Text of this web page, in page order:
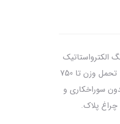
الکترواستاتیک
به منظور بالا بردن مقاومت و جلوگیری از خوردگی. دارای استیل زیر قفل بازوها جهت جلوگیری از خط افتادن سپر. دارای قفل محورها همراه با فست کلمپ با تحمل وزن تا 750
10 نقطه‌ای پیچ و مهره‌ای به شاسی بدون سوراخکاری و
پلاک.